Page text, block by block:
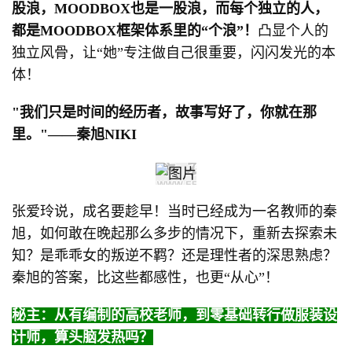
股浪，MOODBOX也是一股浪，而每个独立的人，
都是MOODBOX框架体系里的“个浪”！ 凸显个人的
独立风骨，让“她”专注做自己很重要，闪闪发光的本
体！
"我们只是时间的经历者，故事写好了，你就在那
里。"——秦旭NIKI
张爱玲说，成名要趁早！当时已经成为一名教师的秦
旭，如何敢在晚起那么多步的情况下，重新去探索未
知？是乖乖女的叛逆不羁？还是理性者的深思熟虑？
秦旭的答案，比这些都感性，也更“从心”！
秘主：从有编制的高校老师，到零基础转行做服装设
计师，算头脑发热吗？